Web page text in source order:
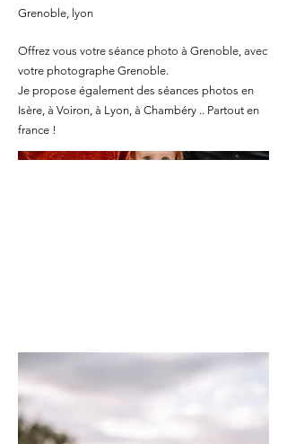
Grenoble, lyon
Offrez vous votre séance photo à Grenoble, avec
votre photographe Grenoble.
Je propose également des séances photos en
Isère, à Voiron, à Lyon, à Chambéry .. Partout en
france !